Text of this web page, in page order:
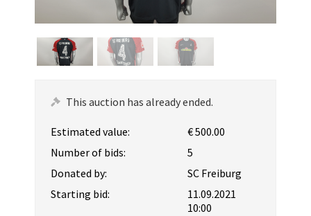
This auction has already ended.
Estimated value:
€ 500.00
Number of bids:
5
Donated by:
SC Freiburg
Starting bid:
11.09.2021
10:00